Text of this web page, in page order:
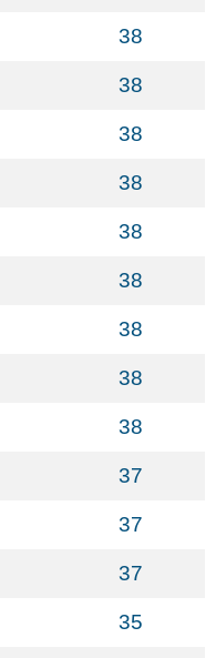
38
38
38
38
38
38
38
38
38
37
37
37
35